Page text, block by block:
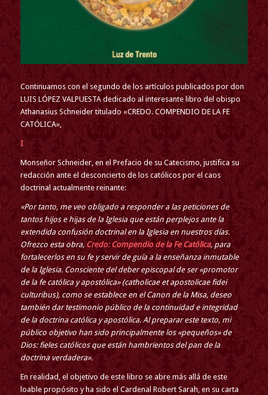
Continuamos con el segundo de los artículos publicados por don
LUIS LÓPEZ VALPUESTA dedicado al interesante libro del obispo
Athanasius Schneider titulado «CREDO. COMPENDIO DE LA FE
CATÓLICA»,
I
Monseñor Schneider, en el Prefacio de su Catecismo, justifica su
redacción ante el desconcierto de los católicos por el caos
doctrinal actualmente reinante:
«Por tanto, me veo obligado a responder a las peticiones de
tantos hijos e hijas de la Iglesia que están perplejos ante la
extendida confusión doctrinal en la Iglesia en nuestros días.
Ofrezco esta obra, Credo: Compendio de la Fe Católica, para
fortalecerlos en su fe y servir de guía a la enseñanza inmutable
de la Iglesia. Consciente del deber episcopal de ser «promotor
de la fe católica y apostólica» (catholicae et apostolicae fidei
culturibus), como se establece en el Canon de la Misa, deseo
también dar testimonio público de la continuidad e integridad
de la doctrina católica y apostólica. Al preparar este texto, mi
público objetivo han sido principalmente los «pequeños» de
Dios: fieles católicos que están hambrientos del pan de la
doctrina verdadera».
En realidad, el objetivo de este libro se abre más allá de este
loable propósito y ha sido el Cardenal Robert Sarah, en su carta